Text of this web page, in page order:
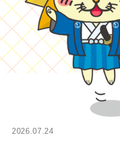
2026.07.24